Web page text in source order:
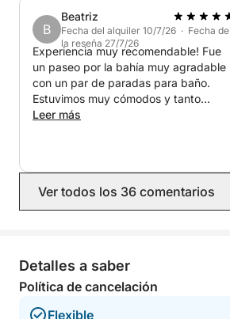
B
Beatriz
Fecha del alquiler 10/7/26 · Fecha de
la reseña 27/7/26
Experiencia muy recomendable! Fue
un paseo por la bahía muy agradable
con un par de paradas para baño.
Estuvimos muy cómodos y tanto
Carlos como su padre fueron grandes
Leer más
Ver todos los 36 comentarios
Detalles a saber
Política de cancelación
Flexible